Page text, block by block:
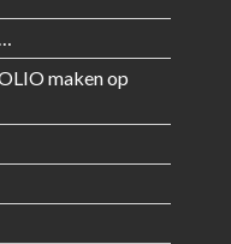
maken op